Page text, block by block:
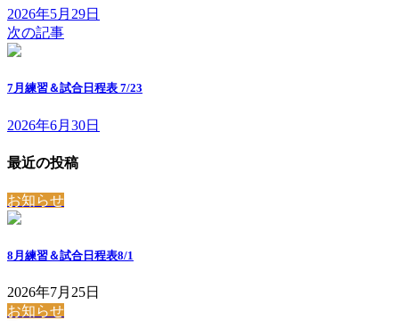
2026年5月29日
次の記事
7月練習＆試合日程表 7/23
2026年6月30日
最近の投稿
お知らせ
8月練習＆試合日程表8/1
2026年7月25日
お知らせ